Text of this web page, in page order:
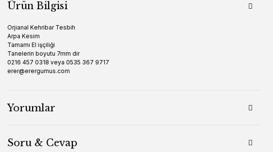
Ürün Bilgisi
Orjianal Kehribar Tesbih
Arpa Kesim
Tamamı El işçiliği
Tanelerin boyutu 7mm dir
0216 457 0318 veya 0535 367 9717
erer@erergumus.com
Yorumlar
Soru & Cevap